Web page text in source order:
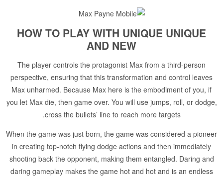
HOW TO PLAY WITH UNIQUE UNIQUE
AND NEW
The player controls the protagonist Max from a third-person
perspective, ensuring that this transformation and control leaves
Max unharmed. Because Max here is the embodiment of you, if
you let Max die, then game over. You will use jumps, roll, or dodge,
cross the bullets’ line to reach more targets.
When the game was just born, the game was considered a pioneer
in creating top-notch flying dodge actions and then immediately
shooting back the opponent, making them entangled. Daring and
daring gameplay makes the game hot and hot and is an endless